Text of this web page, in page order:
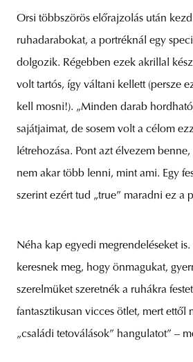
Orsi többszörös előrajzolás után
ruhadarabokat, a portréknál egy
dolgozik. Régebben ezek akrillal
volt tartós, így váltani kellett (persze
kell mosni!). „Minden darab
sajátjaimat, de sosem volt a célom
létrehozása. Pont azt élvezem
nem akar több lenni, mint ami. Egy
szerint ezért tud „true” maradni ez a
Néha kap egyedi megrendeléseket is.
keresnek meg, hogy önmagukat,
szerelmüket szeretnék a ruhákra
fantasztikusan vicces ötlet, mert ettől
„családi tetoválások” hangulatot” –